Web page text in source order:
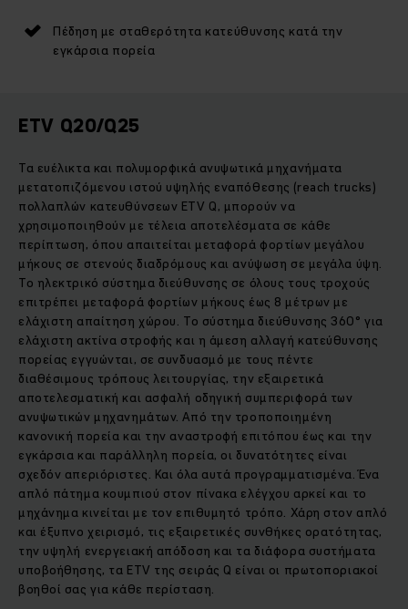
Πέδηση με σταθερότητα κατεύθυνσης κατά την
εγκάρσια πορεία
ETV Q20/Q25
Τα ευέλικτα και πολυμορφικά ανυψωτικά μηχανήματα
μετατοπιζόμενου ιστού υψηλής εναπόθεσης (reach trucks)
πολλαπλών κατευθύνσεων ETV Q, μπορούν να
χρησιμοποιηθούν με τέλεια αποτελέσματα σε κάθε
περίπτωση, όπου απαιτείται μεταφορά φορτίων μεγάλου
μήκους σε στενούς διαδρόμους και ανύψωση σε μεγάλα ύψη.
Το ηλεκτρικό σύστημα διεύθυνσης σε όλους τους τροχούς
επιτρέπει μεταφορά φορτίων μήκους έως 8 μέτρων με
ελάχιστη απαίτηση χώρου. Το σύστημα διεύθυνσης 360° για
ελάχιστη ακτίνα στροφής και η άμεση αλλαγή κατεύθυνσης
πορείας εγγυώνται, σε συνδυασμό με τους πέντε
διαθέσιμους τρόπους λειτουργίας, την εξαιρετικά
αποτελεσματική και ασφαλή οδηγική συμπεριφορά των
ανυψωτικών μηχανημάτων. Από την τροποποιημένη
κανονική πορεία και την αναστροφή επιτόπου έως και την
εγκάρσια και παράλληλη πορεία, οι δυνατότητες είναι
σχεδόν απεριόριστες. Και όλα αυτά προγραμματισμένα. Ένα
απλό πάτημα κουμπιού στον πίνακα ελέγχου αρκεί και το
μηχάνημα κινείται με τον επιθυμητό τρόπο. Χάρη στον απλό
και έξυπνο χειρισμό, τις εξαιρετικές συνθήκες ορατότητας,
την υψηλή ενεργειακή απόδοση και τα διάφορα συστήματα
υποβοήθησης, τα ETV της σειράς Q είναι οι πρωτοποριακοί
βοηθοί σας για κάθε περίσταση.